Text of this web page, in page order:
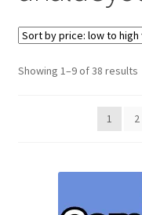
Showing 1–9 of 38 results
1 2